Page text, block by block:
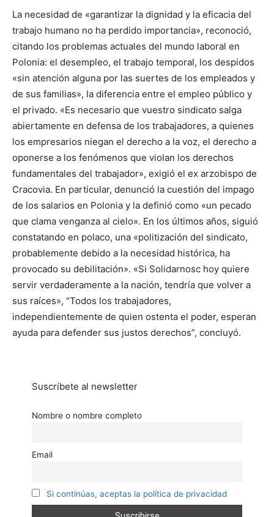
La necesidad de «garantizar la dignidad y la eficacia del
trabajo humano no ha perdido importancia», reconoció,
citando los problemas actuales del mundo laboral en
Polonia: el desempleo, el trabajo temporal, los despidos
«sin atención alguna por las suertes de los empleados y
de sus familias», la diferencia entre el empleo público y
el privado. «Es necesario que vuestro sindicato salga
abiertamente en defensa de los trabajadores, a quienes
los empresarios niegan el derecho a la voz, el derecho a
oponerse a los fenómenos que violan los derechos
fundamentales del trabajador», exigió el ex arzobispo de
Cracovia. En particular, denunció la cuestión del impago
de los salarios en Polonia y la definió como «un pecado
que clama venganza al cielo». En los últimos años, siguió
constatando en polaco, una «politización del sindicato,
probablemente debido a la necesidad histórica, ha
provocado su debilitación». «Si Solidarnosc hoy quiere
servir verdaderamente a la nación, tendría que volver a
sus raíces», “Todos los trabajadores,
independientemente de quien ostenta el poder, esperan
ayuda para defender sus justos derechos”, concluyó.
Suscríbete al newsletter
Nombre o nombre completo
Email
Si continúas, aceptas la política de privacidad